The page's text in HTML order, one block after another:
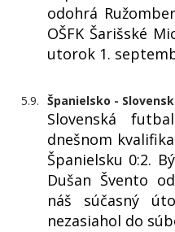
odohrá
OŠFK Šarišské
utorok 1.
5.9. Španielsko -
Slovenská
dnešnom
Španielsku 0:2.
Dušan Švento
náš súčasný
nezasiahol do